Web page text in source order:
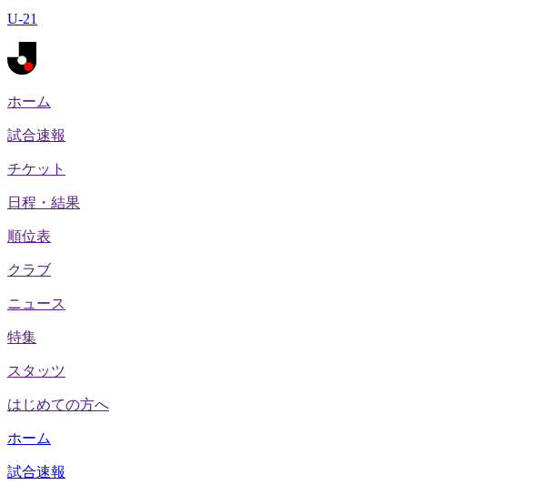
U-21
ホーム
試合速報
チケット
日程・結果
順位表
クラブ
ニュース
特集
スタッツ
はじめての方へ
ホーム
試合速報